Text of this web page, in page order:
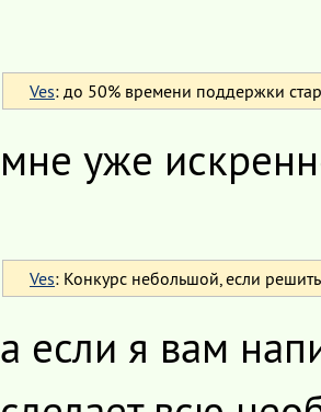
Ves: до 50% времени поддержки
мне уже
Ves: Конкурс небольшой, если
а если я вам